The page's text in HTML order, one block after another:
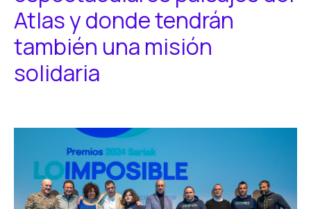
Atlas y donde tendrán
también una misión
solidaria